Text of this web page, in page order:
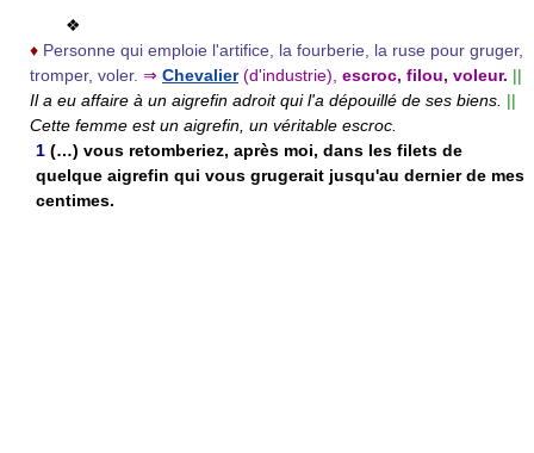
❖
♦ Personne qui emploie l'artifice, la fourberie, la ruse pour gruger,
tromper, voler. ⇒ Chevalier (d'industrie), escroc, filou, voleur. ||
Il a eu affaire à un aigrefin adroit qui l'a dépouillé de ses biens. ||
Cette femme est un aigrefin, un véritable escroc.
1 (…) vous retomberiez, après moi, dans les filets de
quelque aigrefin qui vous grugerait jusqu'au dernier de mes
centimes.